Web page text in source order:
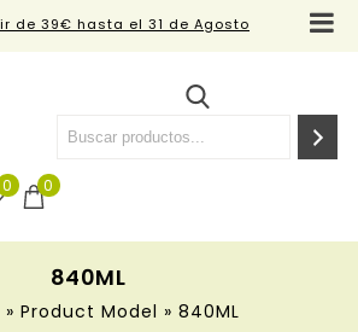
de 39€ hasta el 31 de Agosto
0
0
840ML
» Product Model » 840ML